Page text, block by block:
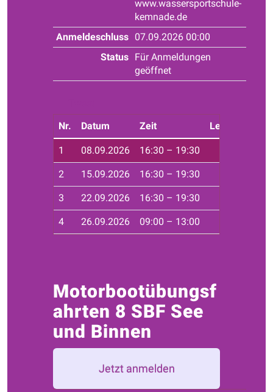
www.wassersportschule-
kemnade.de
Anmeldeschluss 07.09.2026 00:00
Status Für Anmeldungen
geöffnet
Nr.
Datum Zeit Leiter*in
1 08.09.2026 16:30 – 19:30
2 15.09.2026 16:30 – 19:30
3 22.09.2026 16:30 – 19:30
4 26.09.2026 09:00 – 13:00
Motorbootübungsf
ahrten 8 SBF See
und Binnen
Jetzt anmelden